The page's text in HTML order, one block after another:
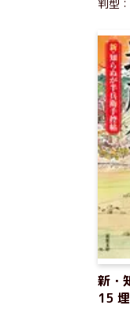
判型
新・
15